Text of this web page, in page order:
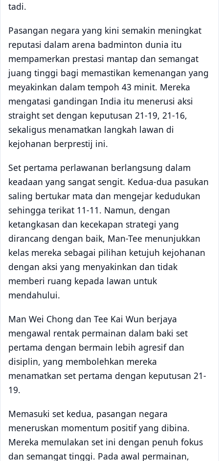
tadi.
Pasangan negara yang kini semakin meningkat
reputasi dalam arena badminton dunia itu
mempamerkan prestasi mantap dan semangat
juang tinggi bagi memastikan kemenangan yang
meyakinkan dalam tempoh 43 minit. Mereka
mengatasi gandingan India itu menerusi aksi
straight set dengan keputusan 21-19, 21-16,
sekaligus menamatkan langkah lawan di
kejohanan berprestij ini.
Set pertama perlawanan berlangsung dalam
keadaan yang sangat sengit. Kedua-dua pasukan
saling bertukar mata dan mengejar kedudukan
sehingga terikat 11-11. Namun, dengan
ketangkasan dan kecekapan strategi yang
dirancang dengan baik, Man-Tee menunjukkan
kelas mereka sebagai pilihan ketujuh kejohanan
dengan aksi yang menyakinkan dan tidak
memberi ruang kepada lawan untuk
mendahului.
Man Wei Chong dan Tee Kai Wun berjaya
mengawal rentak permainan dalam baki set
pertama dengan bermain lebih agresif dan
disiplin, yang membolehkan mereka
menamatkan set pertama dengan keputusan 21-
19.
Memasuki set kedua, pasangan negara
meneruskan momentum positif yang dibina.
Mereka memulakan set ini dengan penuh fokus
dan semangat tinggi. Pada awal permainan,